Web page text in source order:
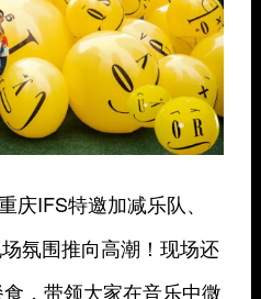
庆IFS特邀加减乐队、
氛围推向高潮！ 现场还
，带领大家在音乐中微